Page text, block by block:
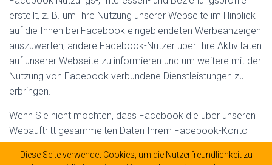
erstellt, z. B. um Ihre Nutzung unserer Webseite im Hinblick
auf die Ihnen bei Facebook eingeblendeten Werbeanzeigen
auszuwerten, andere Facebook-Nutzer über Ihre Aktivitäten
auf unserer Webseite zu informieren und um weitere mit der
Nutzung von Facebook verbundene Dienstleistungen zu
erbringen.
Wenn Sie nicht möchten, dass Facebook die über unseren
Webauftritt gesammelten Daten Ihrem Facebook-Konto
zuordnet, müssen Sie sich vor Ihrem Besuch unserer
Webseite bei Facebook ausloggen.
Diese Seite verwendet Cookies, um die Nutzerfreundlichkeit zu